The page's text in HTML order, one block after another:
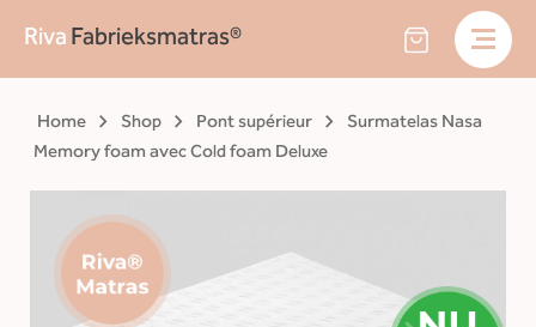
Riva Fabrieksmatras®
Home Shop Pont supérieur
Surmatelas Nasa
Memory foam avec Cold foam Deluxe